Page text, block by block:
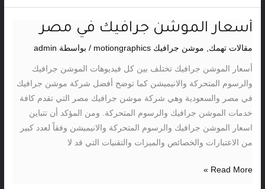
أسعار الموشن جرافيك في مصر
مقالات تهمك موشن جرافيك motiongraphics / بواسطة admin
أسعار الموشن جرافيك تختلف بين كل فيديوهات الموشن جرافيك
والرسوم المتحركة والانيميشن كما توضح أفضل شركة موشن جرافيك
في مصر والسعودية وهي شركة موشن جرافيك مصر التي تقدم كافة
خدمات الموشن جرافيك والرسوم المتحركة. ومن المؤكد أن تتباين
اسعار الموشن جرافيك والرسوم المتحركة والانيميشن وفقاً لعدد كبير
من الاعتبارات والخصائص والميزات والتقنيات التي قد لا
أسعار
في
مصر
Read More »